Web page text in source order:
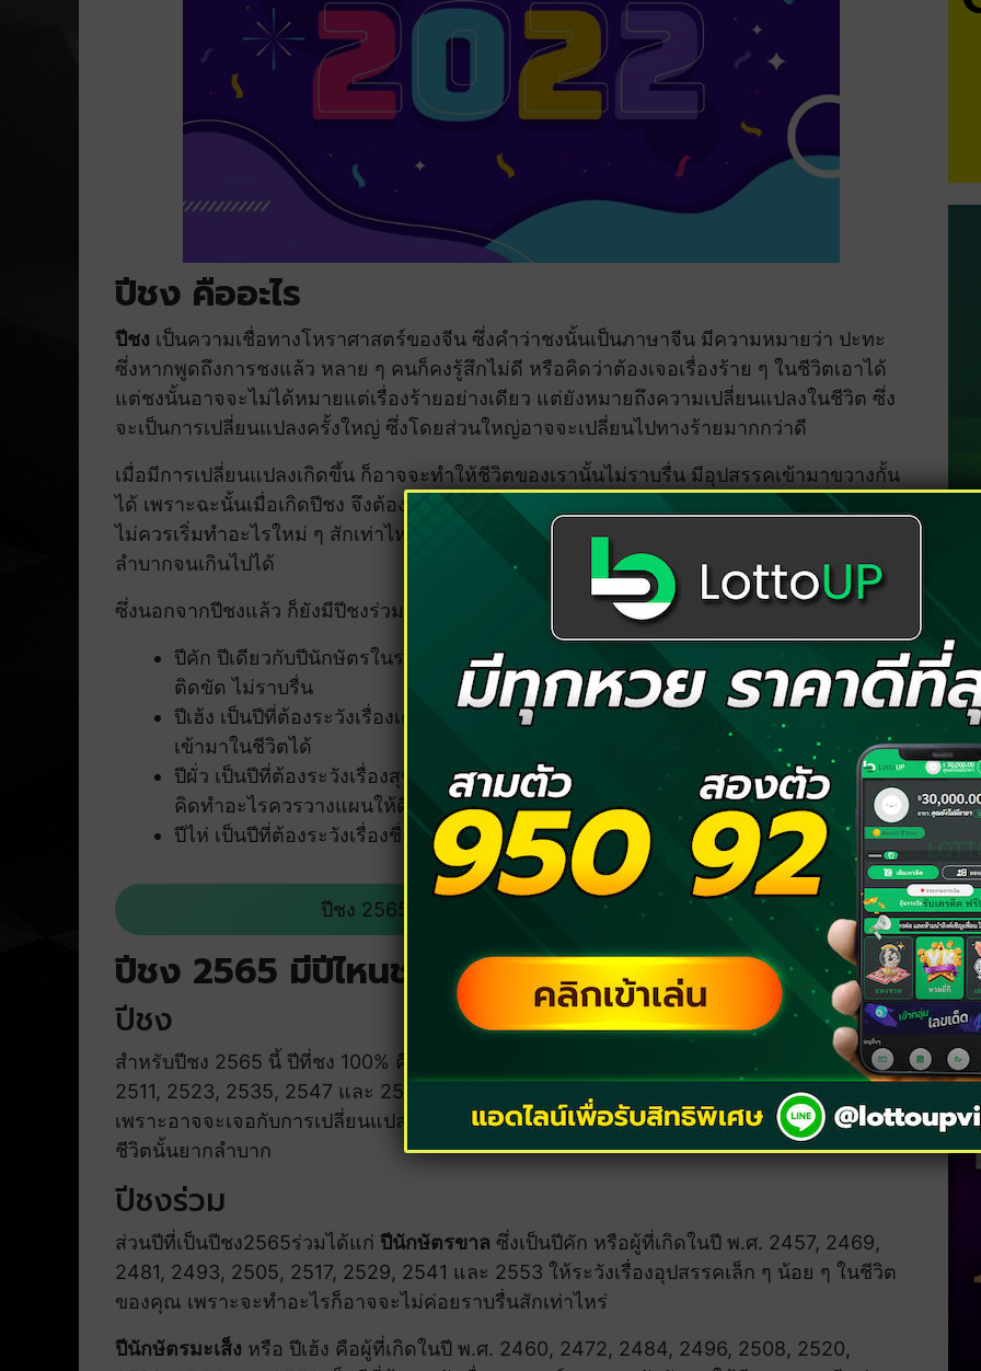
ปีชง คืออะไร
ปีชง เป็นความเชื่อทางโหราศาสตร์ของจีน ซึ่งคำว่าชงนั้นเป็นภาษาจีน มีความหมายว่า ปะทะ
ซึ่งหากพูดถึงการชงแล้ว หลาย ๆ คนก็คงรู้สึกไม่ดี หรือคิดว่าต้องเจอเรื่องร้าย ๆ ในชีวิตเอาได้
แต่ชงนั้นอาจจะไม่ได้หมายแต่เรื่องร้ายอย่างเดียว แต่ยังหมายถึงความเปลี่ยนแปลงในชีวิต ซึ่ง
จะเป็นการเปลี่ยนแปลงครั้งใหญ่ ซึ่งโดยส่วนใหญ่อาจจะเปลี่ยนไปทางร้ายมากกว่าดี
เมื่อมีการเปลี่ยนแปลงเกิดขึ้น ก็อาจจะทำให้ชีวิตของเรานั้นไม่ราบรื่น มีอุปสรรคเข้ามาขวางกั้น
ได้ เพราะฉะนั้นเมื่อเกิดปีชง จึงต้องระวังตัวเองให้ดี และต้องระวังการกระทำต่าง ๆ และเป็นปีที่
ไม่ควรเริ่มทำอะไรใหม่ ๆ สักเท่าไหร่ เพราะอาจจะทำให้ชีวิตของเรานั้นจะหนักหนา หรือยาก
ลำบากจนเกินไปได้
ซึ่งนอกจากปีชงแล้ว ก็ยังมีปีชงร่วม หรือปีที่มีชื่อเรียกดังต่อไปนี้
ปีคัก ปีเดียวกับปีนักษัตรในรอบนั้น ๆ หรือที่เรียกว่าชงตัวเอง หากใครจะทำอะไรก็อาจจะ
ติดขัด ไม่ราบรื่น
ปีเฮ้ง เป็นปีที่ต้องระวังเรื่องเคราะห์กรรม ระวังตัวให้ดี เพราะอาจจะมีอุปสรรคมากมาย
เข้ามาในชีวิตได้
ปีผั่ว เป็นปีที่ต้องระวังเรื่องสุขภาพ และเรื่องภายใน ทั้งการงาน ครอบครัว และคนรัก จะ
คิดทำอะไรควรวางแผนให้ดี และรัดกุม
ปีไห่ เป็นปีที่ต้องระวังเรื่องชื่อเสียง เกียรติยศของตัวเองให้ดี เพราะอาจจะเสียหายได้
ปีชง 2565 จะมีปีนักษัตรใดเข้าข่ายบ้าง ดูเลย!
ปีชง 2565 มีปีไหนชงบ้าง?
ปีชง
สำหรับปีชง 2565 นี้ ปีที่ชง 100% คือ
หรือผู้ที่เกิดในปี พ.ศ.2475, 2487, 2499,
2511, 2523, 2535, 2547 และ 2559 สำหรับใครที่เกิดในปีเหล่านี้ก็ต้องระมัดระวังตัวเป็นพิเศษ
เพราะอาจจะเจอกับการเปลี่ยนแปลงครั้งยิ่งใหญ่ในชีวิตเอาได้ และอาจพบเจออปสรรคที่ทำให้
ชีวิตนั้นยากลำบาก
ปีชงร่วม
ส่วนปีที่เป็นปีชง2565ร่วมได้แก่ ปีนักษัตรขาล ซึ่งเป็นปีคัก หรือผู้ที่เกิดในปี พ.ศ. 2457, 2469,
2481, 2493, 2505, 2517, 2529, 2541 และ 2553 ให้ระวังเรื่องอุปสรรคเล็ก ๆ น้อย ๆ ในชีวิต
ของคุณ เพราะจะทำอะไรก็อาจจะไม่ค่อยราบรื่นสักเท่าไหร่
ปีนักษัตรมะเส็ง หรือ ปีเฮ้ง คือผู้ที่เกิดในปี พ.ศ. 2460, 2472, 2484, 2496, 2508, 2520,